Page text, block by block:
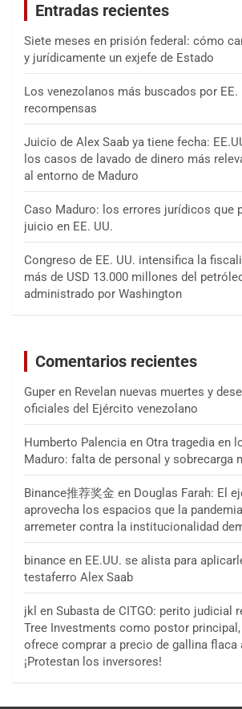
Entradas recientes
Siete meses en prisión federal: cómo
y jurídicamente un exjefe de Estado
Los venezolanos más buscados por EE.
recompensas
Juicio de Alex Saab ya tiene fecha:
los casos de lavado de dinero más
al entorno de Maduro
Caso Maduro: los errores jurídicos que
juicio en EE. UU.
Congreso de EE. UU. intensifica la
más de USD 13.000 millones del
administrado por Washington
Comentarios recientes
Guper en Revelan nuevas muertes y
oficiales del Ejército venezolano
Humberto Palencia en Otra tragedia en
Maduro: falta de personal y sobrecarga
Binance推荐奖金 en Douglas Farah: El
aprovecha los espacios que la
arremeter contra la institucionalidad
binance en EE.UU. se alista para
testaferro Alex Saab
jkl en Subasta de CITGO: perito judicial
Tree Investments como postor
ofrece comprar a precio de gallina flaca
¡Protestan los inversores!